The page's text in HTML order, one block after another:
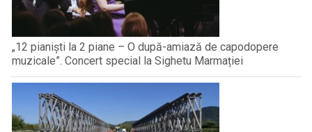
„12 pianiști la 2 piane – O după-amiază de capodopere
muzicale”. Concert special la Sighetu Marmației